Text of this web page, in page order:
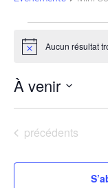
Notice Aucun résultat
À venir
date.Évènements
précédents